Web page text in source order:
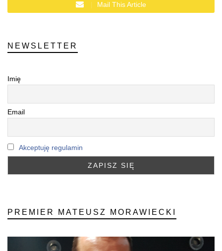
Mail This Article
NEWSLETTER
Imię
Email
Akceptuję regulamin
PREMIER MATEUSZ MORAWIECKI